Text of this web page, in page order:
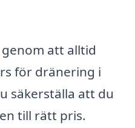
att alltid
för dränering i
säkerställa att du
till rätt pris.